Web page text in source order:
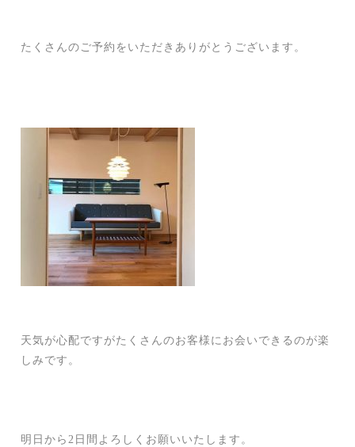
たくさんのご予約をいただきありがとうございます。
天気が心配ですがたくさんのお客様にお会いできるのが楽
しみです。
明日から2日間よろしくお願いいたします。